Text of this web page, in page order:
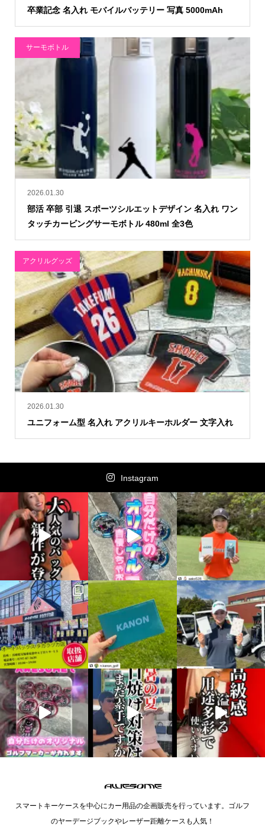
卒業記念 名入れ モバイルバッテリー 写真 5000mAh
2026.01.30
部活 卒部 引退 スポーツシルエットデザイン 名入れ ワン
タッチカービングサーモボトル 480ml 全3色
サーモボトル
2026.01.30
ユニフォーム型 名入れ アクリルキーホルダー 文字入れ
アクリルグッズ
Instagram
スマートキーケースを中心にカー用品の企画販売を行っています。ゴルフ
のヤーデージブックやレーザー距離ケースも人気！